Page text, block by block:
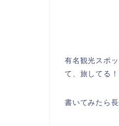
有名観光スポ
て、旅してる
書いてみたら